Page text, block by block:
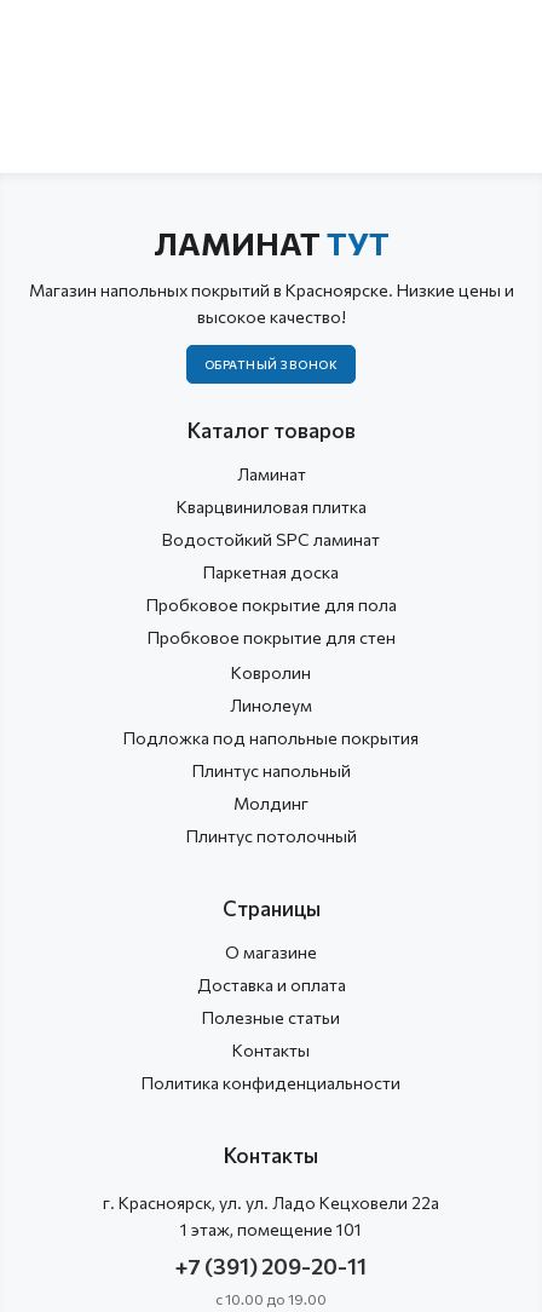
ЛАМИНАТТУТ
Магазин напольных покрытий в Красноярске. Низкие цены и
высокое качество!
ОБРАТНЫЙ ЗВОНОК
Каталог товаров
Ламинат
Кварцвиниловая плитка
Водостойкий SPC ламинат
Паркетная доска
Пробковое покрытие для пола
Пробковое покрытие для стен
Ковролин
Линолеум
Подложка под напольные покрытия
Плинтус напольный
Молдинг
Плинтус потолочный
Страницы
О магазине
Доставка и оплата
Полезные статьи
Контакты
Политика конфиденциальности
Контакты
г. Красноярск, ул. ул. Ладо Кецховели 22а
1 этаж, помещение 101
+7 (391) 209-20-11
с 10.00 до 19.00